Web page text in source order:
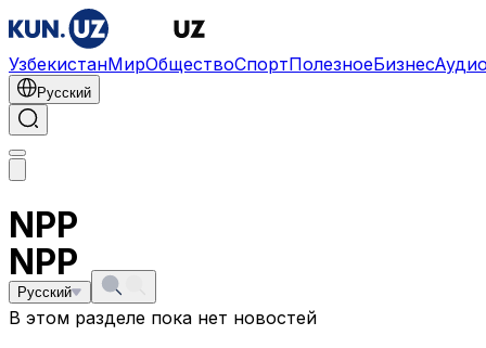
УзбекистанМирОбществоСпортПолезноеБизнес
Русский
NPP
Русский
NPP
В этом разделе пока нет новостей